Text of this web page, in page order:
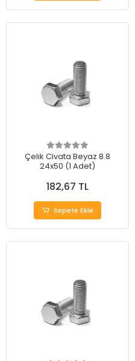
Çelik Civata Beyaz 8.8
24x50 (1 Adet)
182,67 TL
Sepete Ekle